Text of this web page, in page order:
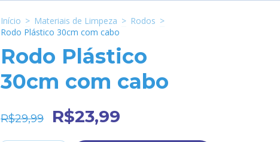
Início > Materiais de Limpeza > Rodos >
Rodo Plástico 30cm com cabo
Rodo Plástico
30cm com cabo
R$29,99 R$23,99